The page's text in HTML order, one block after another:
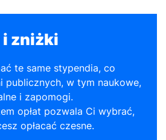
zniżki
te same stypendia, co
publicznych, w tym naukowe,
i zapomogi.
opłat pozwala Ci wybrać,
opłacać czesne.